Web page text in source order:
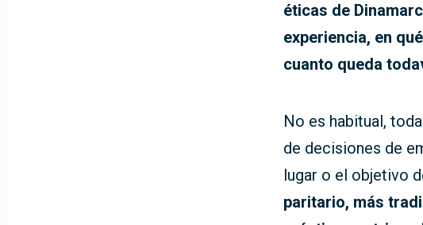
éticas de
experiencia, en
cuanto queda
No es habitual,
de decisiones de
lugar o el objetivo
paritario, más